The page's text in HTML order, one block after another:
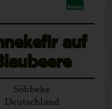
auf
Söbbeke
Deutschland